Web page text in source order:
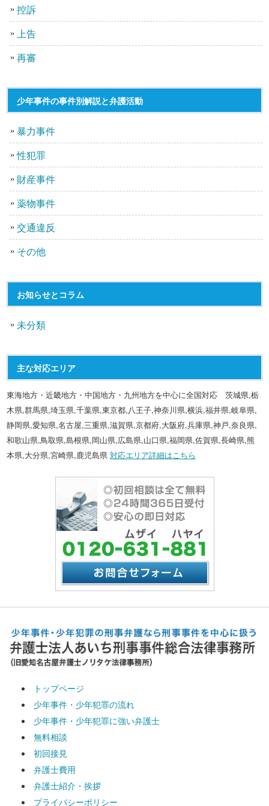
控訴
上告
再審
少年事件の事件別解説と弁護活動
暴力事件
性犯罪
財産事件
薬物事件
交通違反
その他
お知らせとコラム
未分類
主な対応エリア
東海地方・近畿地方・中国地方・九州地方を中心に全国対応 茨城県,栃
木県,群馬県,埼玉県,千葉県,東京都,八王子,神奈川県,横浜,福井県,岐阜県,
静岡県,愛知県,名古屋,三重県,滋賀県,京都府,大阪府,兵庫県,神戸,奈良県,
和歌山県,鳥取県,島根県,岡山県,広島県,山口県,福岡県,佐賀県,長崎県,熊
本県,大分県,宮崎県,鹿児島県対応エリア詳細はこちら
トップページ
少年事件・少年犯罪の流れ
少年事件・少年犯罪に強い弁護士
無料相談
初回接見
弁護士費用
弁護士紹介・挨拶
プライバシーポリシー